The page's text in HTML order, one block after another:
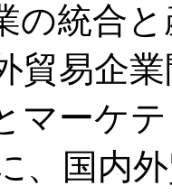
の統合
貿易企
マーケ
、国内